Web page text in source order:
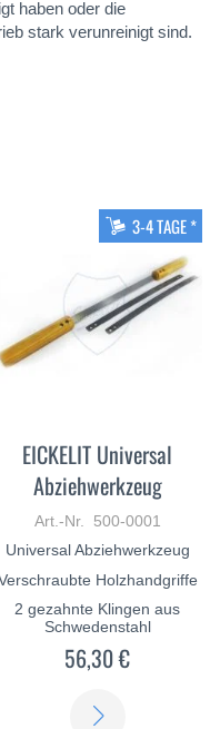
haben oder die
stark verunreinigt sind.
3-4 TAGE *
EICKELIT Universal
Abziehwerkzeug
Art.-Nr. 500-0001
Universal Abziehwerkzeug
Holzhandgriffe
2 gezahnte Klingen aus
Schwedenstahl
56,30 €